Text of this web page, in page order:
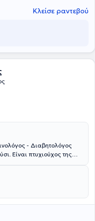
Κλείσε ραντεβού
- Διαβητολόγος
Είναι πτυχιούχος της
στο Γενικό
Ενδοκρινολογία στο
"Έλενα Βενιζέλου
στο Ενδοκρινολογικό
στους